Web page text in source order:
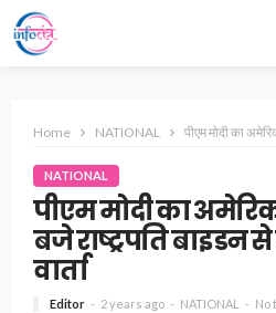
Home NATIONAL पीएम मोदी का
NATIONAL
पीएम मोदी का
बजे राष्ट्रपति बाइडन
वार्ता
Editor 2 years ago NATIONAL No